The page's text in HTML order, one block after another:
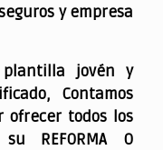
y empresa
jovén y
Contamos
ofrecer todos los
REFORMA O